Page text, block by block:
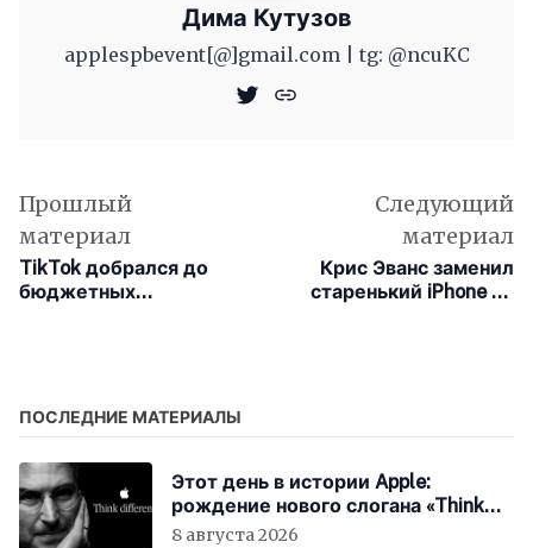
Дима Кутузов
applespbevent[@]gmail.com | tg: @ncuKC
Прошлый
материал
TikTok добрался до
бюджетных
Следующий
материал
Крис Эванс заменил
старенький iPhone 6s
ПОСЛЕДНИЕ МАТЕРИАЛЫ
Этот день в истории Apple:
рождение нового слогана «Think
Different»
8 августа 2026